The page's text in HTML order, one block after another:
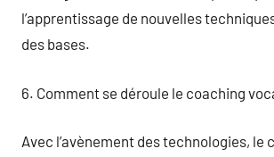
l’apprentissage de nouvelles
des bases.
6. Comment se déroule le coaching
Avec l’avènement des technologies, le